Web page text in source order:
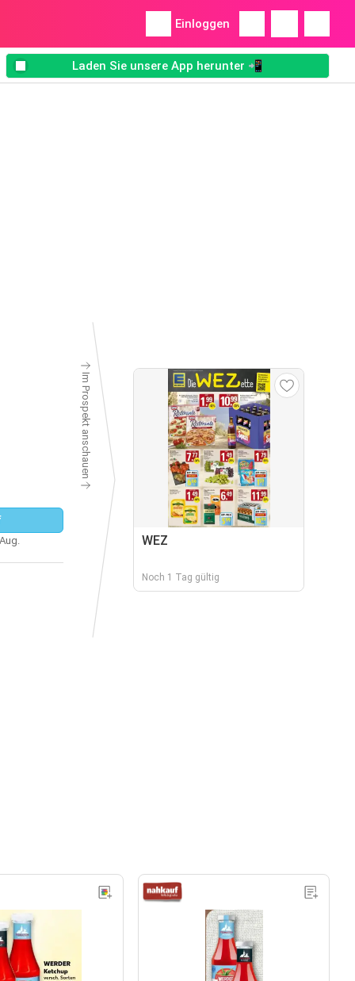
Einloggen
Laden Sie unsere App herunter 📲
Im Prospekt anschauen
WEZ
Noch 1 Tag gültig